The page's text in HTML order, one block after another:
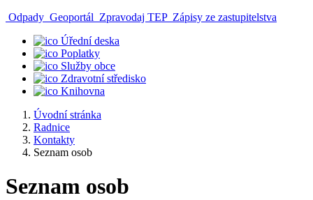
Odpady Geoportál Zpravodaj TEP Zápisy ze zastupitelstva
Úřední deska
Poplatky
Služby obce
Zdravotní středisko
Knihovna
Úvodní stránka
Radnice
Kontakty
Seznam osob
Seznam osob